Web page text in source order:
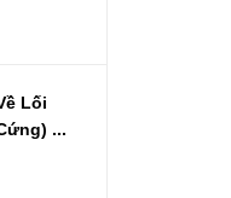
Lối
...